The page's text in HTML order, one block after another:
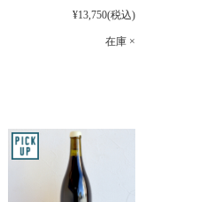
¥13,750(税込)
在庫 ×